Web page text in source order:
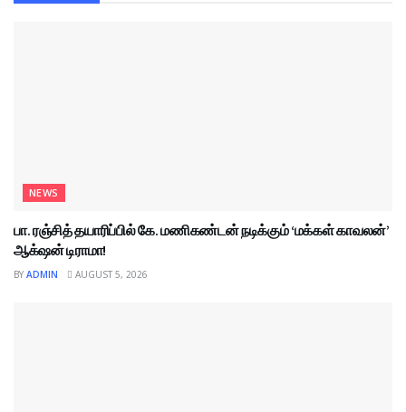
NEWS
பா. ரஞ்சித் தயாரிப்பில் கே. மணிகண்டன் நடிக்கும் ‘மக்கள் காவலன்’
ஆக்‌ஷன் டிராமா!
BY ADMIN AUGUST 5, 2026